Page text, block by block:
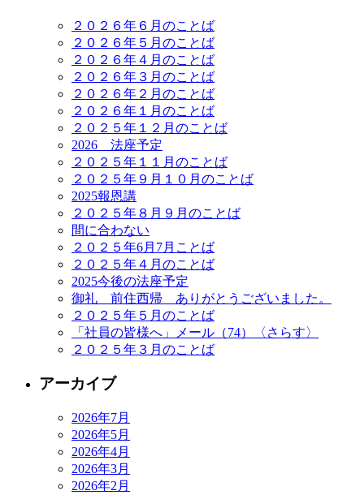
２０２６年６月のことば
２０２６年５月のことば
２０２６年４月のことば
２０２６年３月のことば
２０２６年２月のことば
２０２６年１月のことば
２０２５年１２月のことば
2026 法座予定
２０２５年１１月のことば
２０２５年９月１０月のことば
2025報恩講
２０２５年８月９月のことば
間に合わない
２０２５年6月7月ことば
２０２５年４月のことば
2025今後の法座予定
御礼 前住西帰 ありがとうございました。
２０２５年５月のことば
「社員の皆様へ」メール（74）〈さらす〉
２０２５年３月のことば
アーカイブ
2026年7月
2026年5月
2026年4月
2026年3月
2026年2月